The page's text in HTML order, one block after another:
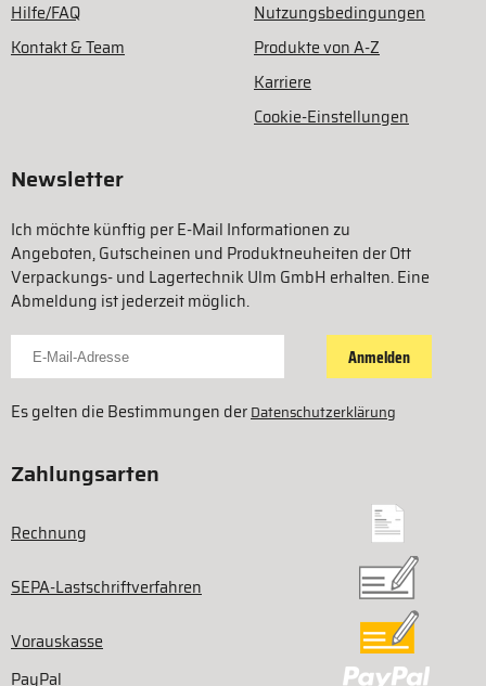
Hilfe/FAQ
Kontakt & Team
Nutzungsbedingungen
Produkte von A-Z
Karriere
Cookie-Einstellungen
Newsletter
Ich möchte künftig per E-Mail Informationen zu
Angeboten, Gutscheinen und Produktneuheiten der Ott
Verpackungs- und Lagertechnik Ulm GmbH erhalten. Eine
Abmeldung ist jederzeit möglich.
Für Newsletter anmelden
Anmelden
Es gelten die Bestimmungen derDatenschutzerklärung
Zahlungsarten
Rechnung
SEPA-Lastschriftverfahren
Vorauskasse
PayPal